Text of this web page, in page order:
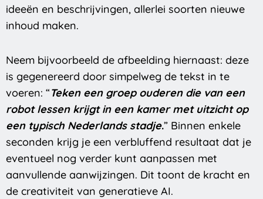
ideeën en beschrijvingen, allerlei soorten nieuwe
inhoud maken.
Neem bijvoorbeeld de afbeelding hiernaast: deze
is gegenereerd door simpelweg de tekst in te
voeren: “Teken een groep ouderen die van een
robot lessen krijgt in een kamer met uitzicht op
een typisch Nederlands stadje.” Binnen enkele
seconden krijg je een verbluffend resultaat dat je
eventueel nog verder kunt aanpassen met
aanvullende aanwijzingen. Dit toont de kracht en
de creativiteit van generatieve AI.